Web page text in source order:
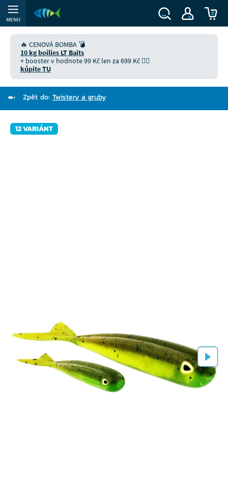
MENU
🔥 CENOVÁ BOMBA 💣
10 kg boilies LT Baits
+ booster v hodnote 99 Kč len za 699 Kč 👉🏻
kúpite TU
Zpět do: Twistery a gruby
12 VARIÁNT